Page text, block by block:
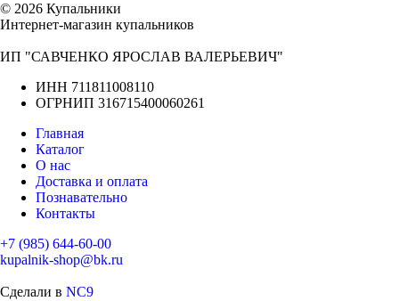
© 2026 Купальники
Интернет-магазин купальников
ИП "САВЧЕНКО ЯРОСЛАВ ВАЛЕРЬЕВИЧ"
ИНН 711811008110
ОГРНИП 316715400060261
Главная
Каталог
О нас
Доставка и оплата
Познавательно
Контакты
+7 (985) 644-60-00
kupalnik-shop@bk.ru
Сделали в NC9